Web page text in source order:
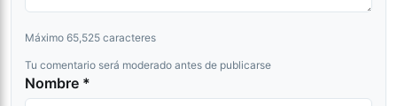
Máximo 65,525 caracteres
Tu comentario será moderado antes de publicarse
Nombre *